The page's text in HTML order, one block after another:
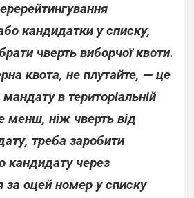
кандидатки у списку,
чверть виборчої квоти.
квота, не плутайте, — це
в територіальній
менш, ніж чверть від
треба заробити
кандидату через
за оцей номер у списку